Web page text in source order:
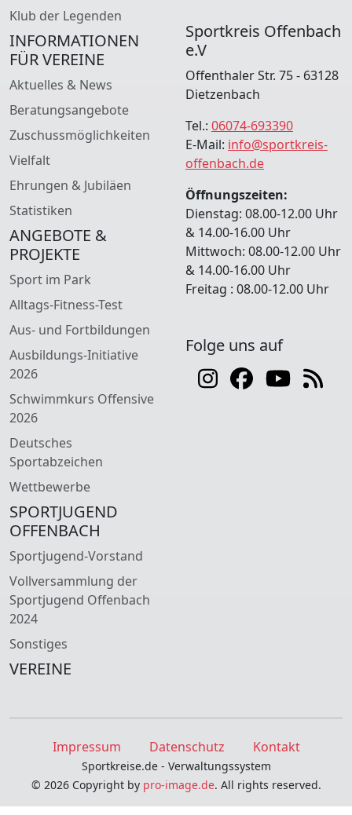
Klub der Legenden
INFORMATIONEN
FÜR VEREINE
Aktuelles & News
Beratungsangebote
Zuschussmöglichkeiten
Vielfalt
Ehrungen & Jubiläen
Statistiken
ANGEBOTE &
PROJEKTE
Sport im Park
Alltags-Fitness-Test
Aus- und Fortbildungen
Ausbildungs-Initiative
2026
Schwimmkurs Offensive
2026
Deutsches
Sportabzeichen
Wettbewerbe
SPORTJUGEND
OFFENBACH
Sportjugend-Vorstand
Vollversammlung der
Sportjugend Offenbach
2024
Sonstiges
VEREINE
Sportkreis Offenbach
e.V
Offenthaler Str. 75 - 63128
Dietzenbach
Tel.: 06074-693390
E-Mail: info@sportkreis-
offenbach.de
Öffnungszeiten:
Dienstag: 08.00-12.00 Uhr
& 14.00-16.00 Uhr
Mittwoch: 08.00-12.00 Uhr
& 14.00-16.00 Uhr
Freitag : 08.00-12.00 Uhr
Folge uns auf
Impressum Datenschutz Kontakt
Sportkreise.de - Verwaltungssystem
© 2026 Copyright by pro-image.de. All rights reserved.